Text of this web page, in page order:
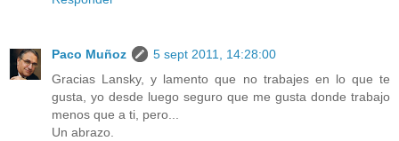
Paco Muñoz
5 sept 2011, 14:28:00
Gracias Lansky, y lamento que no trabajes en lo que te
gusta, yo desde luego seguro que me gusta donde trabajo
menos que a ti, pero...
Un abrazo.